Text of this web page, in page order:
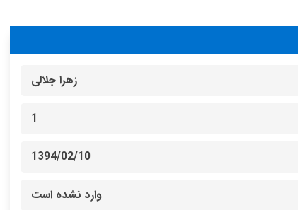
زهرا جلالی
1
1394/02/10
وارد نشده است